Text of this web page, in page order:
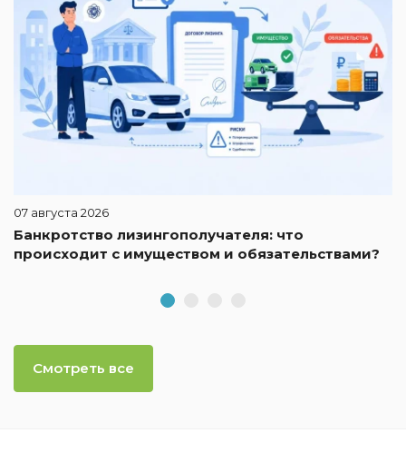
07 августа 2026
Банкротство лизингополучателя: что
происходит с имуществом и обязательствами?
Смотреть все